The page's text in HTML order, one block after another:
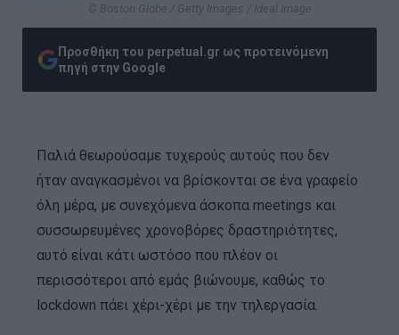
© Boston Globe / Getty Images / Ideal Image
Προσθήκη του perpetual.gr ως προτεινόμενη
πηγή στην Google
Παλιά θεωρούσαμε τυχερούς αυτούς που δεν
ήταν αναγκασμένοι να βρίσκονται σε ένα γραφείο
όλη μέρα, με συνεχόμενα άσκοπα meetings και
συσσωρευμένες χρονοβόρες δραστηριότητες,
αυτό είναι κάτι ωστόσο που πλέον οι
περισσότεροι από εμάς βιώνουμε, καθώς το
lockdown πάει χέρι-χέρι με την τηλεργασία.